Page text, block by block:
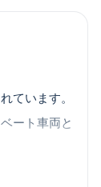
マートフォ
クルーズ船
ています。
ート車両と